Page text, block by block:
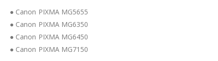
● Canon PIXMA MG5655
● Canon PIXMA MG6350
● Canon PIXMA MG6450
● Canon PIXMA MG7150